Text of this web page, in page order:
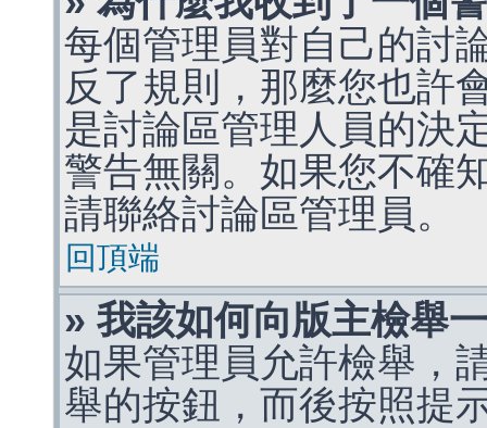
每個管理員對自己的討
反了規則，那麼您也許
是討論區管理人員的決
警告無關。如果您不確
請聯絡討論區管理員。
回頂端
» 我該如何向版主檢舉
如果管理員允許檢舉，
舉的按鈕，而後按照提